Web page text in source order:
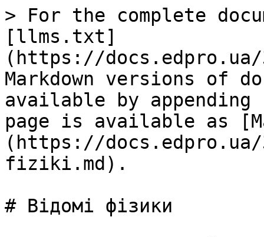
> For the complete
[llms.txt]
(https://
Markdown versions of
available by
page is available as
(https://
fiziki.md).
# Відомі фізики